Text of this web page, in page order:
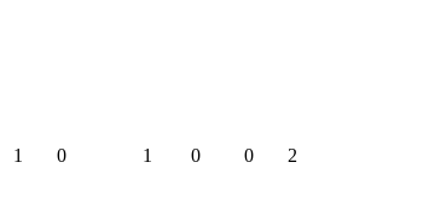
1 0 1 0 0 2